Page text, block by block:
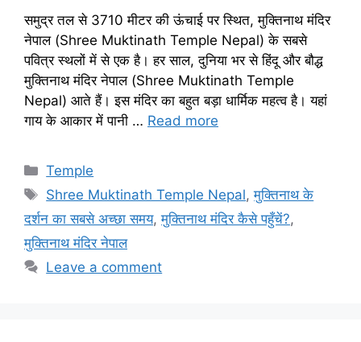
समुद्र तल से 3710 मीटर की ऊंचाई पर स्थित, मुक्तिनाथ मंदिर
नेपाल (Shree Muktinath Temple Nepal) के सबसे
पवित्र स्थलों में से एक है। हर साल, दुनिया भर से हिंदू और बौद्ध
मुक्तिनाथ मंदिर नेपाल (Shree Muktinath Temple
Nepal) आते हैं। इस मंदिर का बहुत बड़ा धार्मिक महत्व है। यहां
गाय के आकार में पानी … Read more
Categories
Temple
Tags
Shree Muktinath Temple Nepal,मुक्तिनाथ के
दर्शन का सबसे अच्छा समय,मुक्तिनाथ मंदिर कैसे पहुँचें?,
मुक्तिनाथ मंदिर नेपाल
Leave a comment